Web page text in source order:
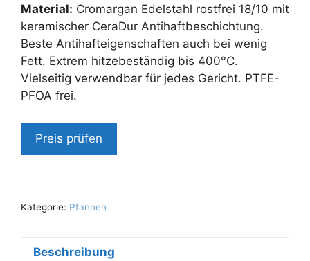
Material: Cromargan Edelstahl rostfrei 18/10 mit
keramischer CeraDur Antihaftbeschichtung.
Beste Antihafteigenschaften auch bei wenig
Fett. Extrem hitzebeständig bis 400°C.
Vielseitig verwendbar für jedes Gericht. PTFE-
PFOA frei.
Preis prüfen
Kategorie: Pfannen
Beschreibung